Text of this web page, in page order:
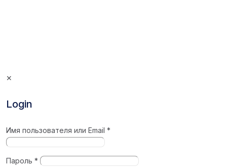
✕
Login
Имя пользователя или Email*
Пароль*